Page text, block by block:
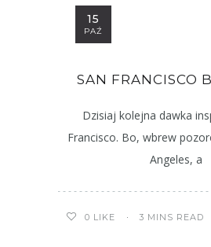
15
PAŹ
SAN FRANCISCO
Dzisiaj kolejna dawka
Francisco. Bo, wbrew
Angeles, a
0 LIKE 3 MINS READ